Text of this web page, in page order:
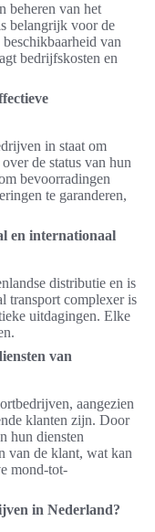
beheren van het
belangrijk voor de
van
bedrijfskosten en
in staat om
de status van hun
bevoorradingen
te garanderen,
en internationaal
distributie en is
transport complexer is
uitdagingen. Elke
van
aangezien
klanten zijn. Door
hun diensten
van de klant, wat kan
mond-tot-
in Nederland?